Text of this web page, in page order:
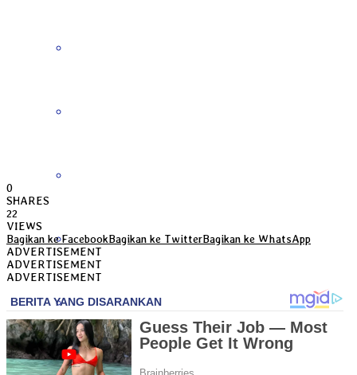
Gorontalo
Jambi
Jawa Barat
0
SHARES
22
VIEWS
Bagikan ke FacebookBagikan ke TwitterBagikan ke WhatsApp
ADVERTISEMENT
ADVERTISEMENT
ADVERTISEMENT